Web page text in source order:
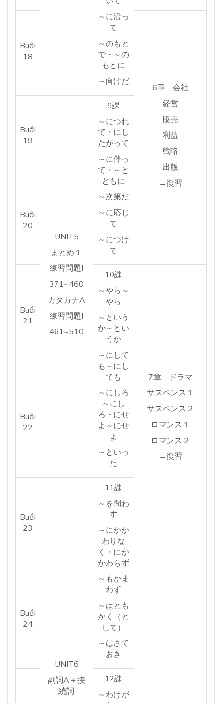
～に沿っ
て
～のもと
で・～の
もとに
～向けだ
Buổi
18
6章 会社
経営
販売
利益
戦略
出版
→復習
Buổi
19
UNIT5
まとめ１
練習問題I
371~460
カタカナA
練習問題I
461~510
9課
～につれ
て・にし
たがって
～に伴っ
て・～と
ともに
～次第だ
～に応じ
て
～につけ
て
Buổi
20
Buổi
21
10課
～やら～
やら
～という
か～とい
うか
～にして
も～にし
ても
～にしろ
～にし
ろ・にせ
よ～にせ
よ
～といっ
た
7章 ドラマ
サスペンス１
サスペンス２
ロマンス１
ロマンス２
→復習
Buổi
22
Buổi
23
UNIT6
副詞A＋接
続詞
11課
～を問わ
ず
～にかか
わりな
く・にか
かわらず
～もかま
わず
～はとも
かく（と
して）
～はさて
おき
Buổi
24
12課
～わけが